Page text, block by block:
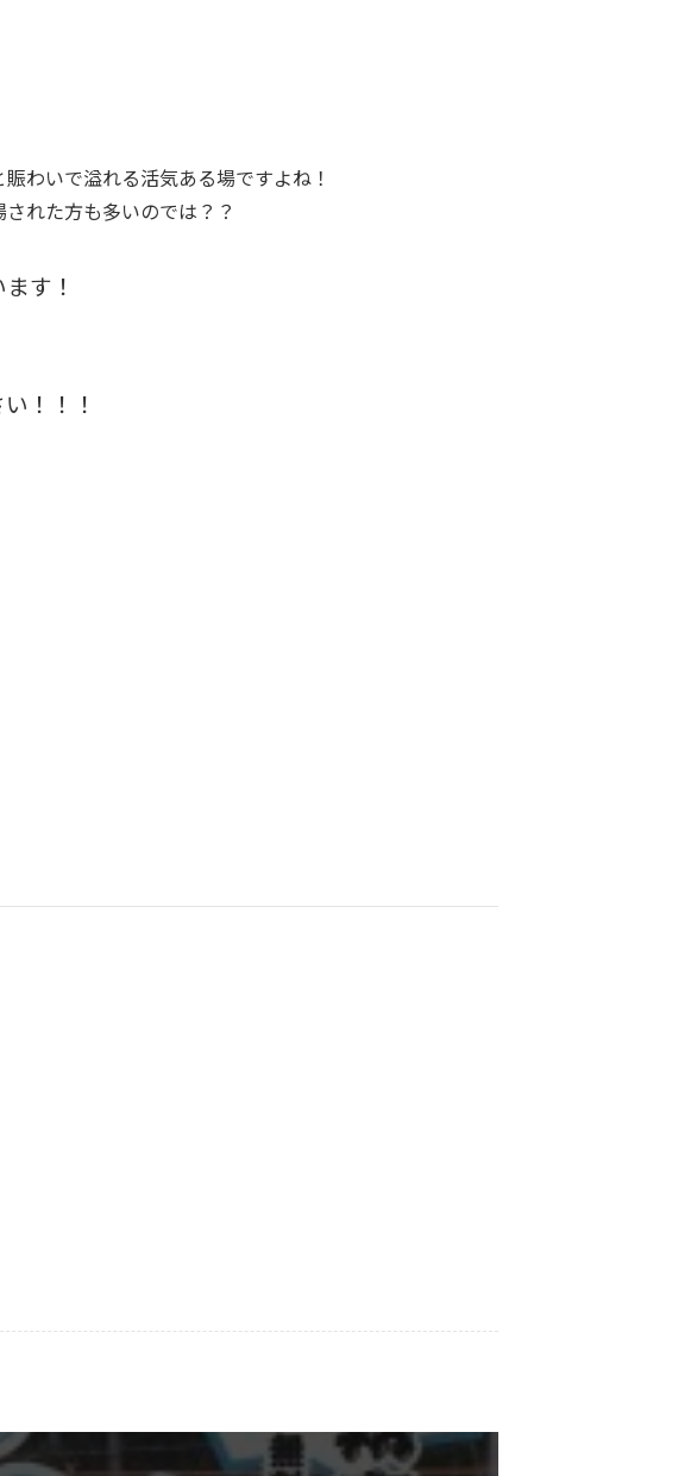
わいで溢れる活気ある場ですよね！
れた方も多いのでは？？
す！
！！！